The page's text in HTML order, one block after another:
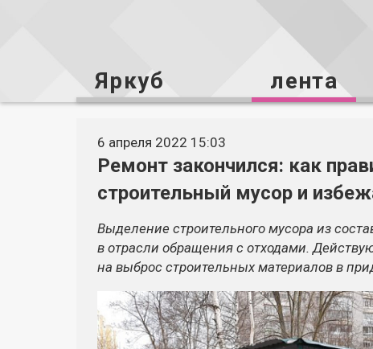
Яркуб лента
6 апреля 2022 15:03
Ремонт закончился: как
строительный мусор и
Выделение строительного мусора из
в отрасли обращения с отходами.
на выброс строительных материалов в